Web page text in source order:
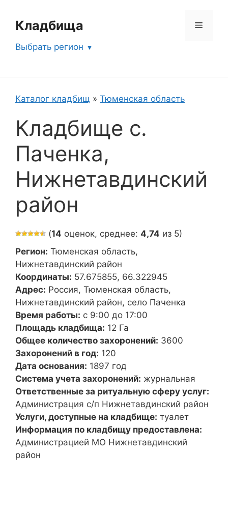
содержимому
Кладбища Меню
Выбрать регион
Каталог кладбищ » Тюменская область
Кладбище с.
Паченка,
Нижнетавдинский
район
(14 оценок, среднее: 4,74 из 5)
Регион: Тюменская область,
Нижнетавдинский район
Координаты: 57.675855, 66.322945
Адрес: Россия, Тюменская область,
Нижнетавдинский район, село Паченка
Время работы: с 9:00 до 17:00
Площадь кладбища: 12 Га
Общее количество захоронений: 3600
Захоронений в год: 120
Дата основания: 1897 год
Система учета захоронений: журнальная
Ответственные за ритуальную сферу услуг:
Администрация с/п Нижнетавдинский район
Услуги, доступные на кладбище: туалет
Информация по кладбищу предоставлена:
Администрацией МО Нижнетавдинский
район